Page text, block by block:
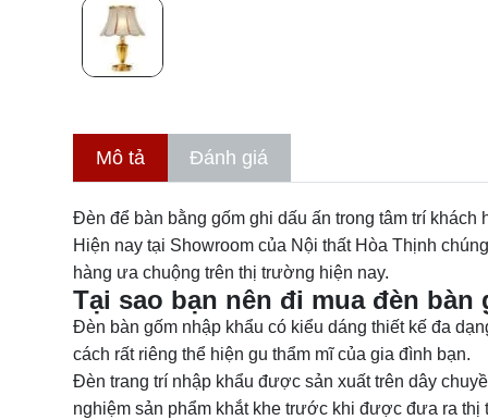
Mô tả Đánh giá
Đèn để bàn bằng gốm ghi dấu ấn trong tâm trí
Hiện nay tại Showroom của Nội thất Hòa Thịnh
hàng ưa chuộng trên thị trường hiện nay.
Tại sao bạn nên đi mua đèn bàn
Đèn bàn gốm nhập khẩu có kiểu dáng thiết kế đa
cách rất riêng thể hiện gu thẩm mĩ của gia đình bạn.
Đèn trang trí nhập khẩu được sản xuất trên dây
nghiệm sản phẩm khắt khe trước khi được đưa ra